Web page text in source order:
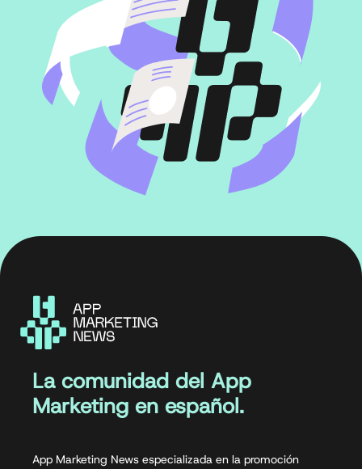
La comunidad del App
Marketing en español.
App Marketing News especializada en la promoción